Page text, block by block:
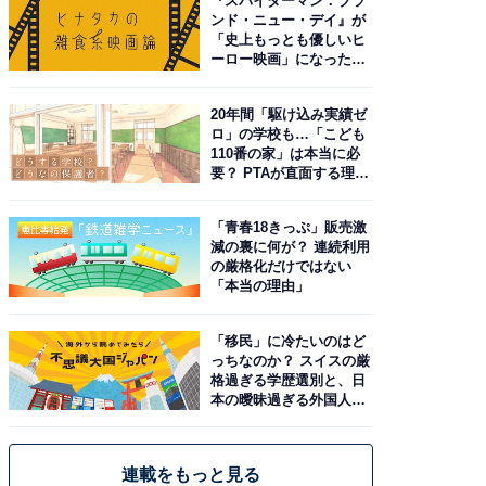
ンド・ニュー・デイ』が
「史上もっとも優しいヒ
ーロー映画」になった理
20年間「駆け込み実績ゼ
ロ」の学校も…「こども
110番の家」は本当に必
要？ PTAが直面する理想
「青春18きっぷ」販売激
減の裏に何が？ 連続利用
の厳格化だけではない
「本当の理由」
「移民」に冷たいのはど
っちなのか？ スイスの厳
格過ぎる学歴選別と、日
本の曖昧過ぎる外国人政
連載をもっと見る